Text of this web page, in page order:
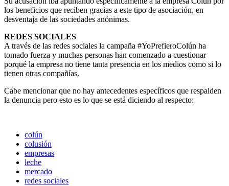
los beneficios que reciben gracias a este tipo de asociación, en
desventaja de las sociedades anónimas.
REDES SOCIALES
A través de las redes sociales la campaña #YoPrefieroColún ha
tomado fuerza y muchas personas han comenzado a cuestionar
porqué la empresa no tiene tanta presencia en los medios como si lo
tienen otras compañías.
Cabe mencionar que no hay antecedentes específicos que respalden
la denuncia pero esto es lo que se está diciendo al respecto:
colún
colusión
empresas
leche
mercado
redes sociales